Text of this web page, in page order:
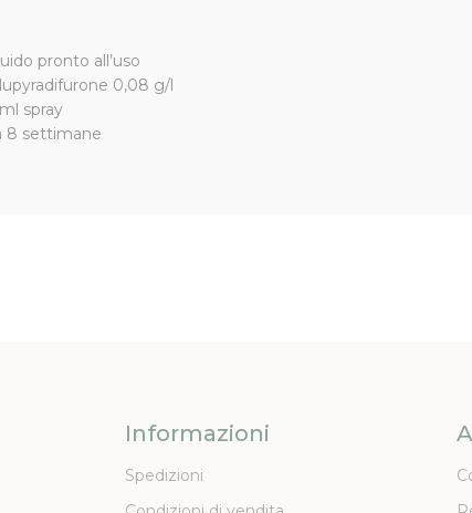
pronto all’uso
0,08 g/l
spray
8 settimane
Informazioni
Spedizioni